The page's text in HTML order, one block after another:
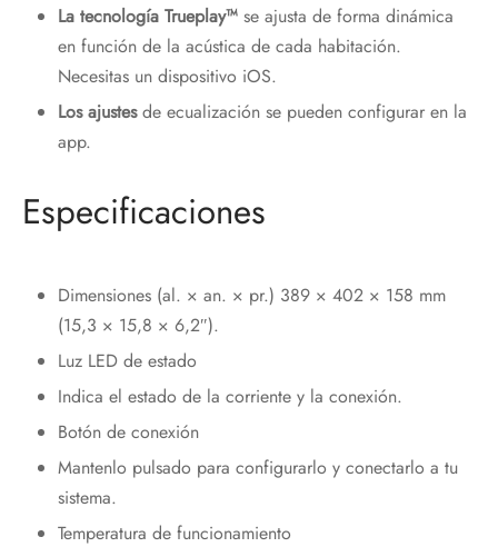
La tecnología Trueplay™se ajusta de forma dinámica
en función de la acústica de cada habitación.
Necesitas un dispositivo iOS.
Los ajustesde ecualización se pueden configurar en la
app.
Especificaciones
Dimensiones (al. × an. × pr.) 389 × 402 × 158 mm
(15,3 × 15,8 × 6,2″).
Luz LED de estado
Indica el estado de la corriente y la conexión.
Botón de conexión
Mantenlo pulsado para configurarlo y conectarlo a tu
sistema.
Temperatura de funcionamiento